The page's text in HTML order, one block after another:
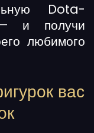
Dota-
и получи
любимого
вас